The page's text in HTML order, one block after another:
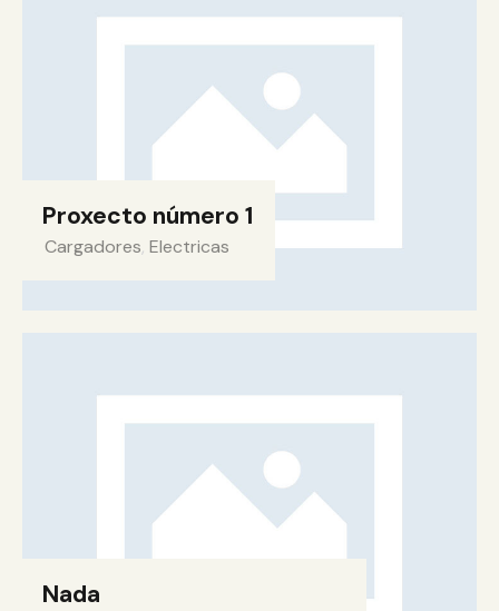
Proxecto número 1
Cargadores, Electricas
Nada